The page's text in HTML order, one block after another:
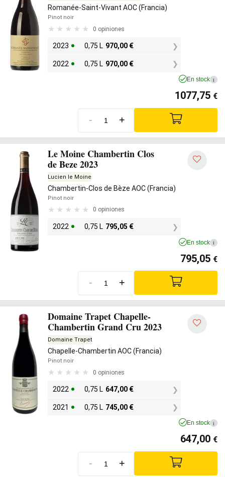
Romanée-Saint-Vivant AOC (Francia)
Pinot noir
0 opiniones
2023 0,75 L 970,00 €
2022 0,75 L 970,00 €
En stock i
1077,75 €
- +
Le Moine Chambertin Clos
de Beze 2023
Lucien le Moine
Chambertin-Clos de Bèze AOC (Francia)
Pinot noir
0 opiniones
2022 0,75 L 795,05 €
En stock i
795,05 €
- +
Domaine Trapet Chapelle-
Chambertin Grand Cru 2023
Domaine Trapet
Chapelle-Chambertin AOC (Francia)
Pinot noir
0 opiniones
2022 0,75 L 647,00 €
2021 0,75 L 745,00 €
En stock i
647,00 €
- +